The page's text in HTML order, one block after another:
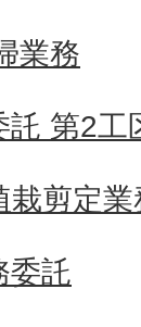
業務
託 第2工
栽剪定
委託